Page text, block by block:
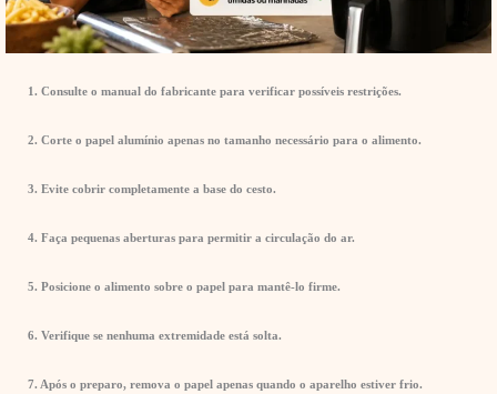
1. Consulte o manual do fabricante para verificar possíveis restrições.
2. Corte o papel alumínio apenas no tamanho necessário para o alimento.
3. Evite cobrir completamente a base do cesto.
4. Faça pequenas aberturas para permitir a circulação do ar.
5. Posicione o alimento sobre o papel para mantê-lo firme.
6. Verifique se nenhuma extremidade está solta.
7. Após o preparo, remova o papel apenas quando o aparelho estiver frio.